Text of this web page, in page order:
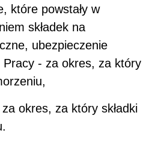
które powstały w
składek na
ubezpieczenie
- za okres, za który
okres, za który składki